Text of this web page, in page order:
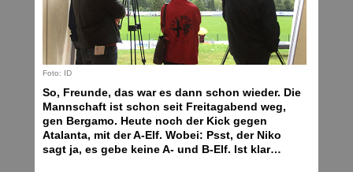
Foto: ID
So, Freunde, das war es dann schon wieder. Die
Mannschaft ist schon seit Freitagabend weg,
gen Bergamo. Heute noch der Kick gegen
Atalanta, mit der A-Elf. Wobei: Psst, der Niko
sagt ja, es gebe keine A- und B-Elf. Ist klar…